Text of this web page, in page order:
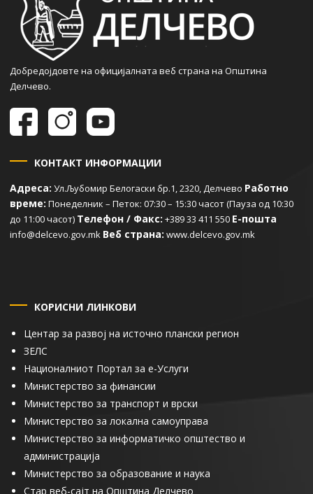
Добредојдовте на официјалната веб страна на Општина
Делчево.
КОНТАКТ ИНФОРМАЦИИ
Адреса: Ул.Љубомир Белогаски бр.1, 2320, Делчево Работно
време: Понеделник – Петок: 07:30 – 15:30 часот (Пауза од 10:30
до 11:00 часот) Телефон / Факс: +389 33 411 550 Е-пошта
info@delcevo.gov.mk Веб страна: www.delcevo.gov.mk
КОРИСНИ ЛИНКОВИ
Центар за развој на источно плански регион
ЗЕЛС
Националниот Портал за е-Услуги
Министерство за финансии
Министерство за транспорт и врски
Министерство за локална самоуправа
Министерство за информатичко општество и
администрација
Министерство за образование и наука
Стар веб-сајт на Општина Делчево